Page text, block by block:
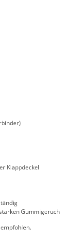
Klappdeckel
Gummigeruch